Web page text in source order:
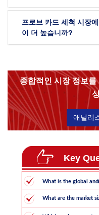
프로브 카드 세척 시장
이 더 높습니까?
종합적인 시장 정보
애널리